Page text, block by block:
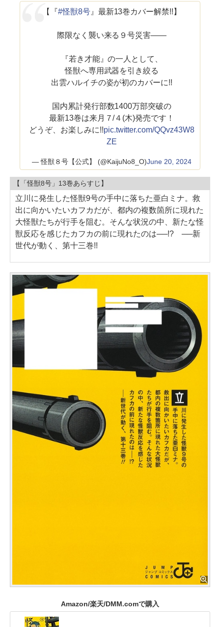
【『#怪獣8号』最新13巻カバー解禁!!】
際限なく襲い来る９号災害――
『若き才能』の一人として、
怪獣へ専用武器を引き絞る
出雲ハルイチの姿が初のカバーに!!
国内累計発行部数1400万部突破の
最新13巻は来月７/４(木)発売です！
どうぞ、お楽しみに!!pic.twitter.com/QQvz43W8
ZE
— 怪獣８号【公式】 (@KaijuNo8_O)June 20, 2024
【「怪獣8号」13巻あらすじ】
立川に発生した怪獣9号の手中に落ちた亜白ミナ。救
出に向かいたいカフカだが、都内の複数箇所に現れた
大怪獣たちが行手を阻む。そんな状況の中、新たな怪
獣反応を感じたカフカの前に現れたのは──!? ──新
世代が動く、第十三巻!!
Amazon/楽天/DMM.comで購入